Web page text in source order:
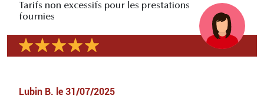
Tarifs non excessifs pour les prestations
fournies
Lubin B. le 31/07/2025